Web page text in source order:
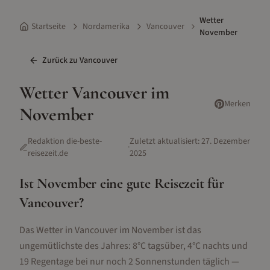
Startseite Nordamerika Vancouver
Wetter
November
Zurück zu Vancouver
WetterVancouverim
November
Merken
Redaktion die-beste-
reisezeit.de
·Zuletzt aktualisiert:27. Dezember
2025
Ist November eine gute Reisezeit für
Vancouver?
Das Wetter in Vancouver im November ist das
ungemütlichste des Jahres: 8°C tagsüber, 4°C nachts und
19 Regentage bei nur noch 2 Sonnenstunden täglich —